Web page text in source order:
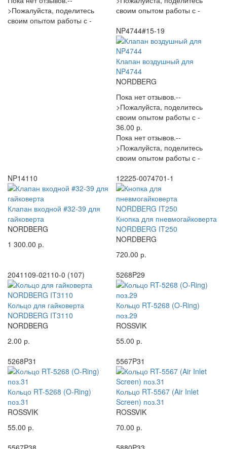
>Пожалуйста, поделитесь
своим опытом работы с -
своим опытом работы с -
NP4744#15-19
Клапан воздушный для
NP4744
NORDBERG
Пока нет отзывов.--
>Пожалуйста, поделитесь
своим опытом работы с -
36.00 р.
Пока нет отзывов.--
>Пожалуйста, поделитесь
своим опытом работы с -
NP14110
Клапан входной #32-39 для
гайковерта
NORDBERG
1 300.00 р.
12225-0074701-1
Кнопка для пневмогайковерта
NORDBERG IT250
NORDBERG
720.00 р.
2041109-02110-0 (107)
Кольцо для гайковерта
NORDBERG IT3110
NORDBERG
2.00 р.
5268P29
Кольцо RT-5268 (O-Ring)
поз.29
ROSSVIK
55.00 р.
5268P31
Кольцо RT-5268 (O-Ring)
поз.31
ROSSVIK
55.00 р.
5567P31
Кольцо RT-5567 (Air Inlet
Screen) поз.31
ROSSVIK
70.00 р.